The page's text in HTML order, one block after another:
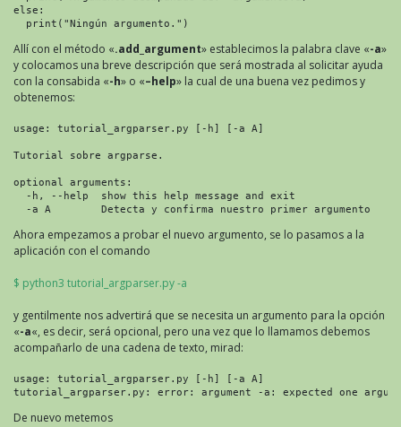
else:
print("Ningún argumento.")
Allí con el método «.add_argument» establecimos la palabra clave «-a»
y colocamos una breve descripción que será mostrada al solicitar ayuda
con la consabida «-h» o «–help» la cual de una buena vez pedimos y
obtenemos:
usage: tutorial_argparser.py [-h] [-a A]
Tutorial sobre argparse.
optional arguments:
-h, --help  show this help message and exit
-a A        Detecta y confirma nuestro primer argumento
Ahora empezamos a probar el nuevo argumento, se lo pasamos a la
aplicación con el comando
$ python3 tutorial_argparser.py -a
y gentilmente nos advertirá que se necesita un argumento para la opción
«-a«, es decir, será opcional, pero una vez que lo llamamos debemos
acompañarlo de una cadena de texto, mirad:
usage: tutorial_argparser.py [-h] [-a A]
tutorial_argparser.py: error: argument -a: expected one
De nuevo metemos